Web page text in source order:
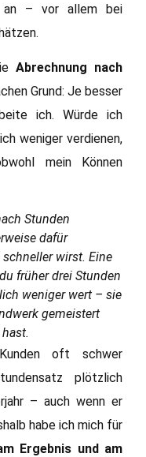
an – vor allem bei
Abrechnung nach
Grund: Je besser
ich. Würde ich
weniger verdienen,
mein Können
Stunden
dafür
schneller wirst. Eine
früher drei Stunden
weniger wert – sie
gemeistert
oft schwer
plötzlich
– auch wenn er
habe ich mich für
Ergebnis und am